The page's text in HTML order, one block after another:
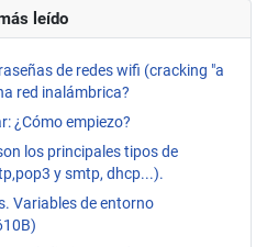
leído
de redes wifi (cracking "a
red inalámbrica?
¿Cómo empiezo?
los principales tipos de
y smtp, dhcp...).
Variables de entorno